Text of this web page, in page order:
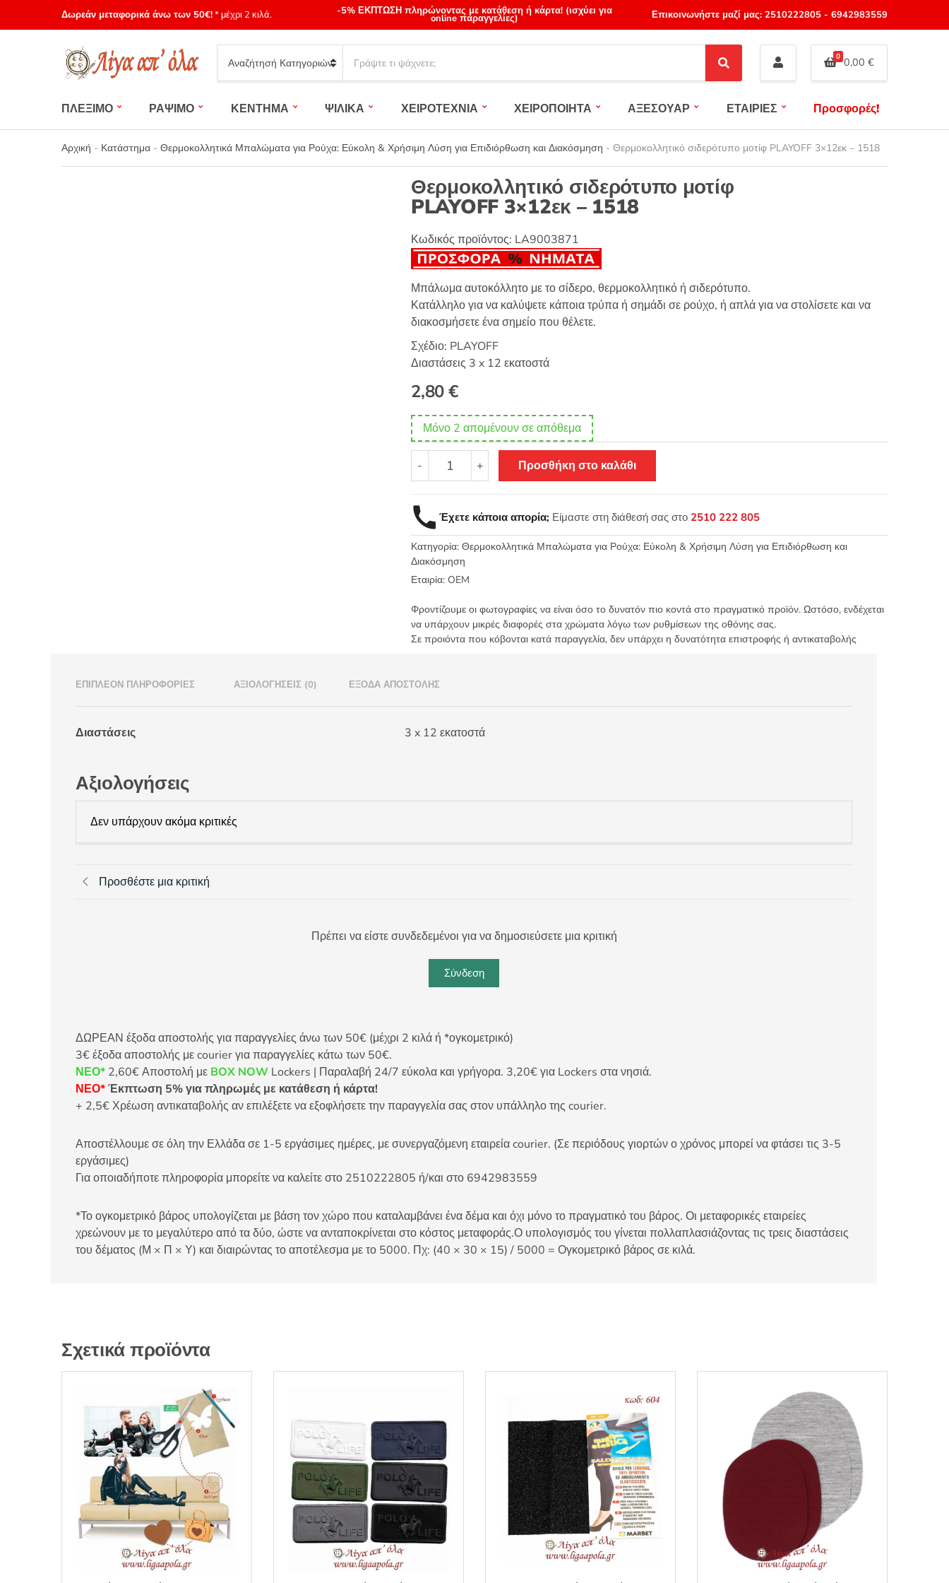
Δωρεάν μεταφορικά άνω των 50€!* μέχρι 2 κιλά. -5% ΕΚΠΤΩΣΗ πληρώνοντας με κατάθεση ή κάρτα! (ισχύει για
online παραγγελίες) Επικοινωνήστε μαζί μας: 2510222805- 6942983559
Category
name
a
c
h
p
S
e
c
0 0,00 €
ΠΛΕΞΙΜΟ ΡΑΨΙΜΟ ΚΕΝΤΗΜΑ ΨΙΛΙΚΑ ΧΕΙΡΟΤΕΧΝΙΑ ΧΕΙΡΟΠΟΙΗΤΑ ΑΞΕΣΟΥΑΡ ΕΤΑΙΡΙΕΣ Προσφορές!
Αρχική - Κατάστημα - Θερμοκολλητικά Μπαλώματα για Ρούχα: Εύκολη & Χρήσιμη Λύση για Επιδιόρθωση και Διακόσμηση - Θερμοκολλητικό σιδερότυπο μοτίφ PLAYOFF 3×12εκ – 1518
Θερμοκολλητικό σιδερότυπο μοτίφ
PLAYOFF 3×12εκ – 1518
Κωδικός προϊόντος: LA9003871
Μπάλωμα αυτοκόλλητο με το σίδερο, θερμοκολλητικό ή σιδερότυπο.
Κατάλληλο για να καλύψετε κάποια τρύπα ή σημάδι σε ρούχο, ή απλά για να στολίσετε και να
διακοσμήσετε ένα σημείο που θέλετε.
Σχέδιο: PLAYOFF
Διαστάσεις 3 x 12 εκατοστά
2,80€
Μόνο 2 απομένουν σε απόθεμα
-
Θερμοκολλητικό
σιδερότυπο
3x12εκ
-
1518
ποσότητα
+ Προσθήκη στο καλάθι
Έχετε κάποια απορία; Είμαστε στη διάθεσή σας στο 2510 222 805
Κατηγορία: Θερμοκολλητικά Μπαλώματα για Ρούχα: Εύκολη & Χρήσιμη Λύση για Επιδιόρθωση και
Διακόσμηση
Εταιρία: OEM
Φροντίζουμε οι φωτογραφίες να είναι όσο το δυνατόν πιο κοντά στο πραγματικό προϊόν. Ωστόσο, ενδέχεται
να υπάρχουν μικρές διαφορές στα χρώματα λόγω των ρυθμίσεων της οθόνης σας.
Σε προιόντα που κόβονται κατά παραγγελία, δεν υπάρχει η δυνατότητα επιστροφής ή αντικαταβολής
ΕΠΙΠΛΈΟΝ ΠΛΗΡΟΦΟΡΊΕΣ ΑΞΙΟΛΟΓΉΣΕΙΣ (0) ΈΞΟΔΑ ΑΠΟΣΤΟΛΉΣ
Διαστάσεις 3 x 12 εκατοστά
Αξιολογήσεις
Δεν υπάρχουν ακόμα κριτικές
Προσθέστε μια κριτική
Πρέπει να είστε συνδεδεμένοι για να δημοσιεύσετε μια κριτική
Σύνδεση
ΔΩΡΕΑΝ έξοδα αποστολής για παραγγελίες άνω των 50€ (μέχρι 2 κιλά ή *ογκομετρικό)
3€ έξοδα αποστολής με courier για παραγγελίες κάτω των 50€.
ΝΕΟ* 2,60€ Αποστολή με BOX NOW Lockers | Παραλαβή 24/7 εύκολα και γρήγορα. 3,20€ για Lockers στα νησιά.
ΝΕΟ*Έκπτωση 5% για πληρωμές με κατάθεση ή κάρτα!
+ 2,5€ Χρέωση αντικαταβολής αν επιλέξετε να εξοφλήσετε την παραγγελία σας στον υπάλληλο της courier.
Αποστέλλουμε σε όλη την Ελλάδα σε 1-5 εργάσιμες ημέρες, με συνεργαζόμενη εταιρεία courier. (Σε περιόδους γιορτών ο χρόνος μπορεί να φτάσει τις 3-5
εργάσιμες)
Για οποιαδήποτε πληροφορία μπορείτε να καλείτε στο 2510222805 ή/και στο 6942983559
*Το ογκομετρικό βάρος υπολογίζεται με βάση τον χώρο που καταλαμβάνει ένα δέμα και όχι μόνο το πραγματικό του βάρος. Οι μεταφορικές εταιρείες
χρεώνουν με το μεγαλύτερο από τα δύο, ώστε να ανταποκρίνεται στο κόστος μεταφοράς.Ο υπολογισμός του γίνεται πολλαπλασιάζοντας τις τρεις διαστάσεις
του δέματος (Μ × Π × Υ) και διαιρώντας το αποτέλεσμα με το 5000. Πχ: (40 × 30 × 15) / 5000 = Ογκομετρικό βάρος σε κιλά.
Σχετικά προϊόντα